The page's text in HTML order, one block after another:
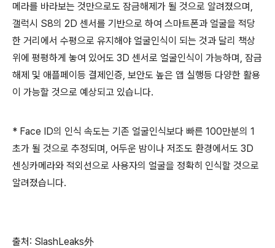
메라를 바라보는 것만으로도 잠금해제가 될 것으로 알려졌으며,
갤럭시 S8의 2D 센서를 기반으로 하여 스마트폰과 얼굴을 적당
한 거리에서 수평으로 유지해야 얼굴인식이 되는 것과 달리 책상
위에 평평하게 놓여 있어도 3D 센서로 얼굴인식이 가능하며, 잠금
해제 및 애플페이등 결제인증, 보안도 높은 앱 실행등 다양한 활용
이 가능할 것으로 예상되고 있습니다.
* Face ID의 인식 속도는 기존 얼굴인식보다 빠른 100만분의 1
초가 될 것으로 추정되며, 어두운 밤이나 저조도 환경에서도 3D
센싱카메라와 적외선으로 사용자의 얼굴을 정확히 인식할 것으로
알려졌습니다.
출처: SlashLeaks外